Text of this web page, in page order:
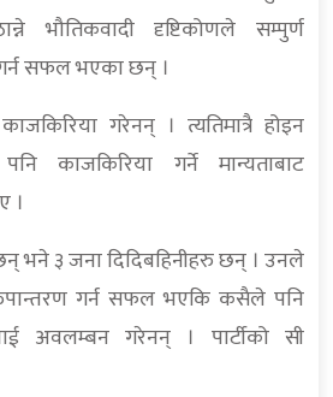
भौतिकवादी दृष्टिकोणले सम्पुर्ण
सफल भएका छन् ।
गरेनन् । त्यतिमात्रै होइन
काजकिरिया गर्ने मान्यताबाट
।
भने ३ जना दिदिबहिनीहरु छन् । उनले
गर्न सफल भएकि कसैले पनि
अवलम्बन गरेनन् । पार्टीको सी